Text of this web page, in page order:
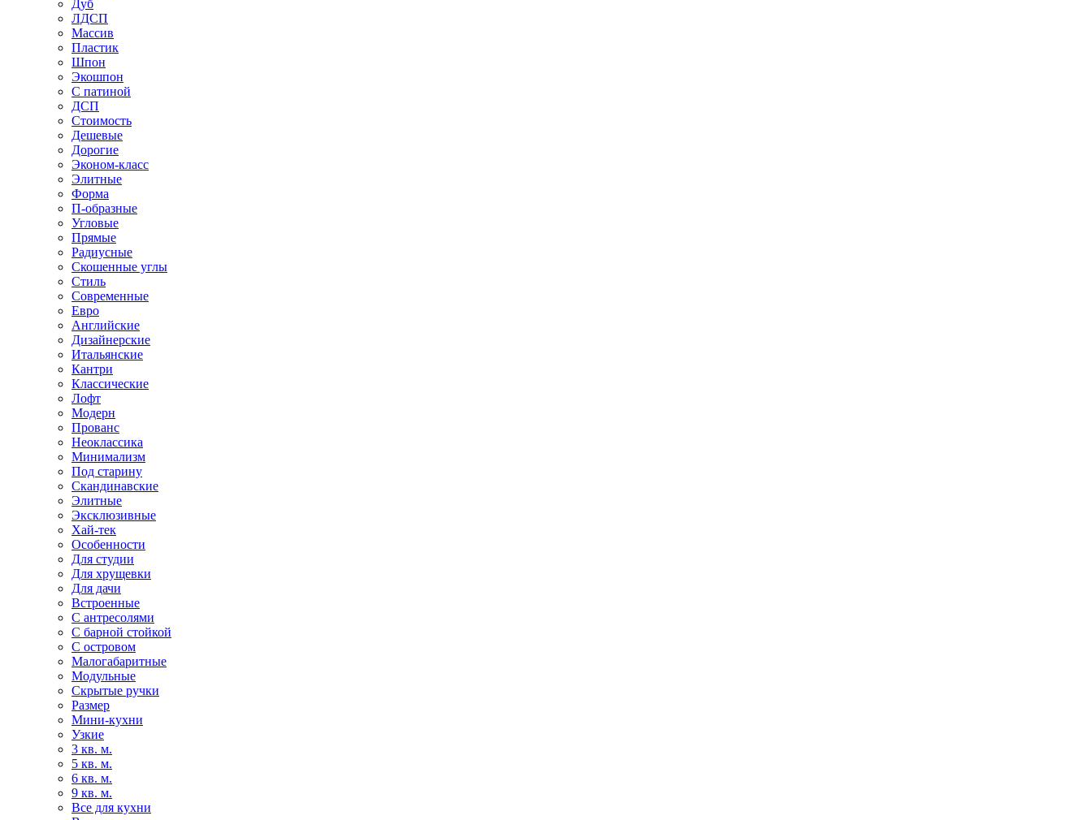
Дуб
ЛДСП
Массив
Пластик
Шпон
Экошпон
С патиной
ДСП
Стоимость
Дешевые
Дорогие
Эконом-класс
Элитные
Форма
П-образные
Угловые
Прямые
Радиусные
Скошенные углы
Стиль
Современные
Евро
Английские
Дизайнерские
Итальянские
Кантри
Классические
Лофт
Модерн
Прованс
Неоклассика
Минимализм
Под старину
Скандинавские
Элитные
Эксклюзивные
Хай-тек
Особенности
Для студии
Для хрущевки
Для дачи
Встроенные
С антресолями
С барной стойкой
С островом
Малогабаритные
Модульные
Скрытые ручки
Размер
Мини-кухни
Узкие
3 кв. м.
5 кв. м.
6 кв. м.
9 кв. м.
Все для кухни